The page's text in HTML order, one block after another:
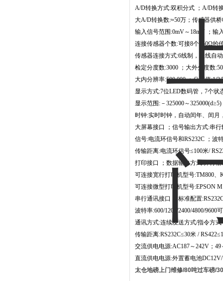
A/D转换方式:双积分式 ； A/D转
大A/D转换数:≈50万；传感器供
输入信号范围:0mV～18mV ；输
连接传感器个数:可接8个350Ω的
传感器连接方式:6线制，长线自
检定分度数:3000 ；大外分度数
大内分辨率:500,000 ；分度值:1/2/
显示方式:7位LED数码管，7个状
显示范围:－325000～325000(d≥5)
时钟:实时时钟，自动闰年、闰月
大屏幕接口 ；信号输出方式:串行
信号:电流环信号和RS232C ；波
传输距离:电流环信号≤100米/
打印接口 ；数据输出方式:并行输
可连接宽行打印机型号:TM800、
可连接微型打印机型号:EPSON
串行通讯接口 ；标准配置
波特率:600/1200/2400/4800/9600
通讯方式:连续发送方式/指令方式
传输距离:RS232C≤30米 /
交流供电电源:AC187～242V；49
直流供电电源:外置蓄电池
太仓地磅上门维修/80吨过车磅/